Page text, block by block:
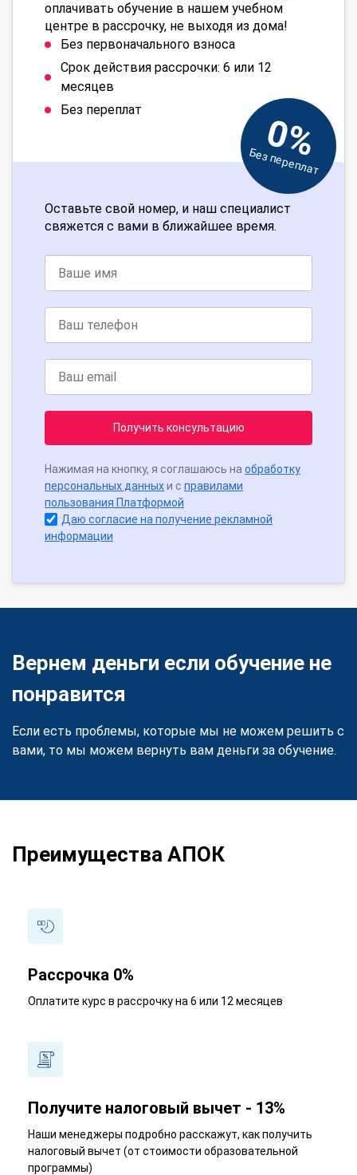
оплачивать обучение в нашем учебном
центре в рассрочку, не выходя из дома!
Без первоначального взноса
Срок действия рассрочки: 6 или 12
месяцев
Без переплат
0%
Без переплат
Оставьте свой номер, и наш специалист
свяжется с вами в ближайшее время.
Получить консультацию
Нажимая на кнопку, я соглашаюсь на обработку
персональных данныхи с правилами
пользования Платформой
Даю согласие на получение рекламной
информации
Вернем деньги если обучение не
понравится
Если есть проблемы, которые мы не можем решить с
вами, то мы можем вернуть вам деньги за обучение.
Преимущества АПОК
Рассрочка 0%
Оплатите курс в рассрочку на 6 или 12 месяцев
Получите налоговый вычет - 13%
Наши менеджеры подробно расскажут, как получить
налоговый вычет (от стоимости образовательной
программы)